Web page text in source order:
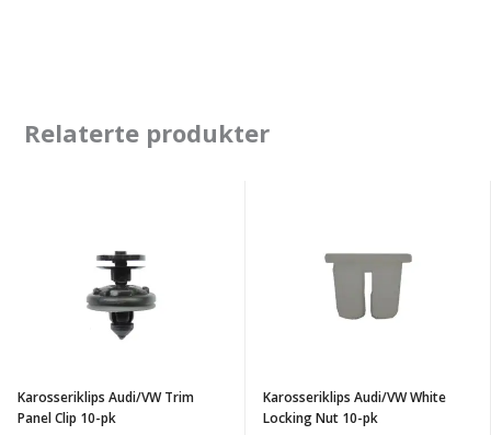
Relaterte produkter
Karosseriklips Audi/VW Trim
Panel Clip 10-pk
Karosseriklips Audi/VW White
Locking Nut 10-pk